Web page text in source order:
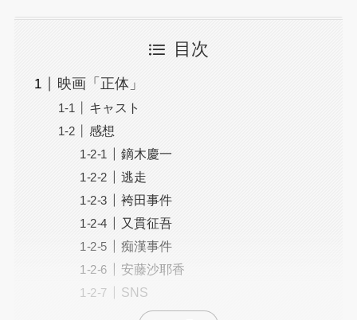
目次
映画「正体」
キャスト
感想
鏑木慶一
逃走
袴田事件
又貫征吾
痴漢事件
安藤沙耶香
SNS